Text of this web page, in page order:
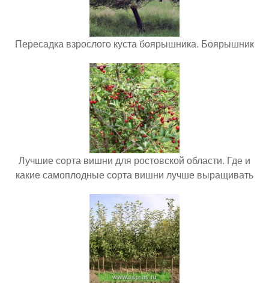
Пересадка взрослого куста боярышника. Боярышник
Лучшие сорта вишни для ростовской области. Где и
какие самоплодные сорта вишни лучше выращивать